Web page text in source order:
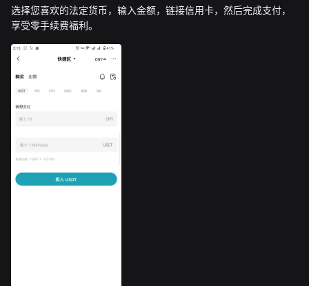
选择您喜欢的法定货币，输入金额，链接信用卡，然后完成支付，
享受零手续费福利。